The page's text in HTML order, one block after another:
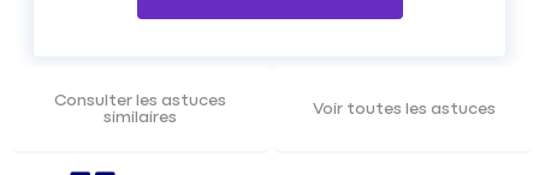
Consulter les astuces
similaires
Voir toutes les astuces